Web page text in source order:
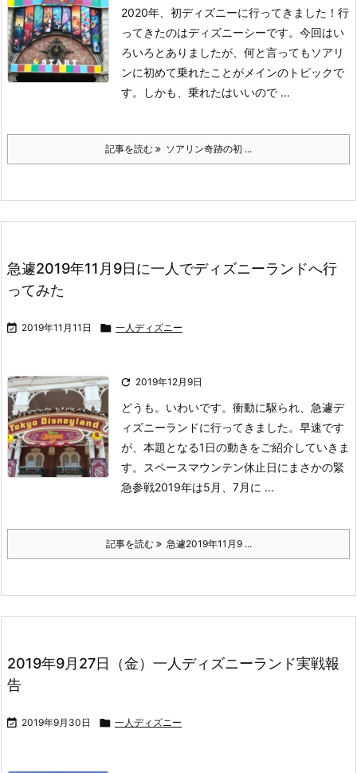
2020年、初ディズニーに行ってきました！ 行
ってきたのはディズニーシーです。 今回はい
ろいろとありましたが、何と言ってもソアリ
ンに初めて乗れたことがメインのトピックで
す。
しかも、乗れたはいいので ...
記事を読む ソアリン奇跡の初 ...
急遽2019年11月9日に一人でディズニーランドへ行
ってみた
 2019年11月11日  一人ディズニー
 2019年12月9日
どうも。いわいです。 衝動に駆られ、急遽デ
ィズニーランドに行ってきました。 早速です
が、本題となる1日の動きをご紹介していきま
す。
スペースマウンテン休止日にまさかの緊
急参戦2019年は5月、7月に ...
記事を読む 急遽2019年11月9 ...
2019年9月27日（金）一人ディズニーランド実戦報
告
 2019年9月30日  一人ディズニー